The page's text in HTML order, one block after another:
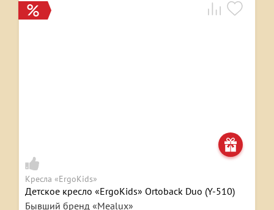
Кресла «ErgoKids»
Детское кресло «ErgoKids» Ortoback Duo (Y-510)
Бывший бренд «Mealux»